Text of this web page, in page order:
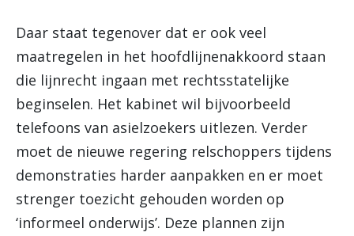
Daar staat tegenover dat er ook veel
maatregelen in het hoofdlijnenakkoord staan
die lijnrecht ingaan met rechtsstatelijke
beginselen. Het kabinet wil bijvoorbeeld
telefoons van asielzoekers uitlezen. Verder
moet de nieuwe regering relschoppers tijdens
demonstraties harder aanpakken en er moet
strenger toezicht gehouden worden op
‘informeel onderwijs’. Deze plannen zijn